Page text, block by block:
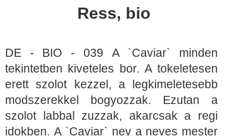
Ress, bio
DE - BIO - 039 A `Caviar` minden
tekintetben kiveteles bor. A tokeletesen
erett szolot kezzel, a legkimeletesebb
modszerekkel bogyozzak. Ezutan a
szolot labbal zuzzak, akarcsak a regi
idokben. A `Caviar` nev a neves mester